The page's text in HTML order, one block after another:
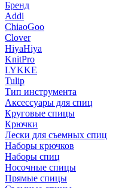
Бренд
Addi
ChiaoGoo
Clover
HiyaHiya
KnitPro
LYKKE
Tulip
Тип инструмента
Аксессуары для спиц
Круговые спицы
Крючки
Лески для съемных спиц
Наборы крючков
Наборы спиц
Носочные спицы
Прямые спицы